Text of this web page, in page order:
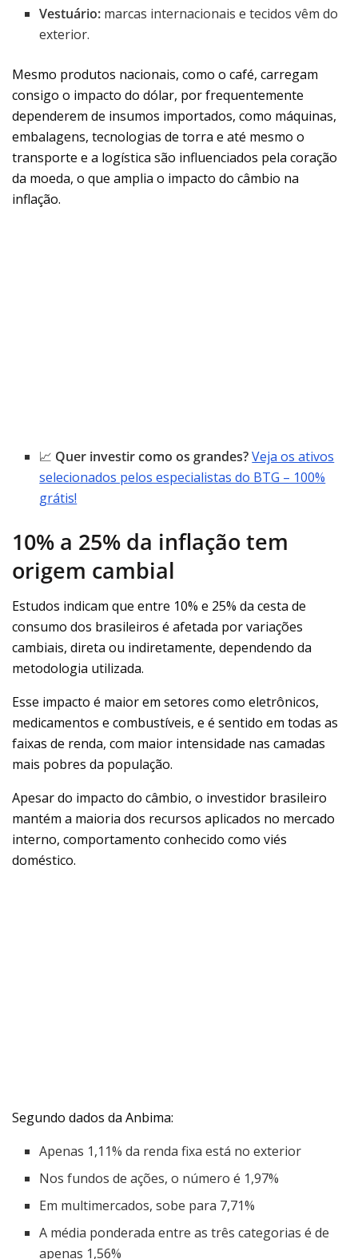
Vestuário: marcas internacionais e tecidos vêm do
exterior.
Mesmo produtos nacionais, como o café, carregam
consigo o impacto do dólar, por frequentemente
dependerem de insumos importados, como máquinas,
embalagens, tecnologias de torra e até mesmo o
transporte e a logística são influenciados pela coração
da moeda, o que amplia o impacto do câmbio na
inflação.
📈 Quer investir como os grandes?Veja os ativos
selecionados pelos especialistas do BTG – 100%
grátis!
10% a 25% da inflação tem
origem cambial
Estudos indicam que entre 10% e 25% da cesta de
consumo dos brasileiros é afetada por variações
cambiais, direta ou indiretamente, dependendo da
metodologia utilizada.
Esse impacto é maior em setores como eletrônicos,
medicamentos e combustíveis, e é sentido em todas as
faixas de renda, com maior intensidade nas camadas
mais pobres da população.
Apesar do impacto do câmbio, o investidor brasileiro
mantém a maioria dos recursos aplicados no mercado
interno, comportamento conhecido como viés
doméstico.
Segundo dados da Anbima:
Apenas 1,11% da renda fixa está no exterior
Nos fundos de ações, o número é 1,97%
Em multimercados, sobe para 7,71%
A média ponderada entre as três categorias é de
apenas 1,56%